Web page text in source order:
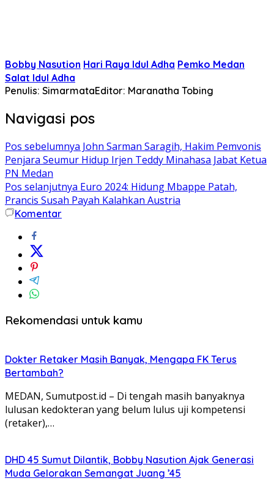
Bobby Nasution Hari Raya Idul Adha Pemko Medan
Salat Idul Adha
Penulis: SimarmataEditor: Maranatha Tobing
Navigasi pos
Pos sebelumnya John Sarman Saragih, Hakim Pemvonis
Penjara Seumur Hidup Irjen Teddy Minahasa Jabat Ketua
PN Medan
Pos selanjutnya Euro 2024: Hidung Mbappe Patah,
Prancis Susah Payah Kalahkan Austria
Komentar
Rekomendasi untuk kamu
Dokter Retaker Masih Banyak, Mengapa FK Terus
Bertambah?
MEDAN, Sumutpost.id – Di tengah masih banyaknya
lulusan kedokteran yang belum lulus uji kompetensi
(retaker),…
DHD 45 Sumut Dilantik, Bobby Nasution Ajak Generasi
Muda Gelorakan Semangat Juang ’45